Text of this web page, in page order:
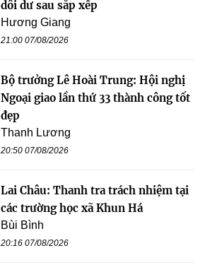
dôi dư sau sắp xếp
Hương Giang
21:00 07/08/2026
Bộ trưởng Lê Hoài Trung: Hội nghị
Ngoại giao lần thứ 33 thành công tốt
đẹp
Thanh Lương
20:50 07/08/2026
Lai Châu: Thanh tra trách nhiệm tại
các trường học xã Khun Há
Bùi Bình
20:16 07/08/2026